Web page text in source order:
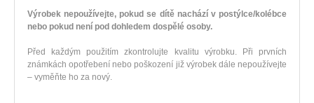
Výrobek nepoužívejte, pokud se dítě nachází v postýlce/kolébce
nebo pokud není pod dohledem dospělé osoby.
Před každým použitím zkontrolujte kvalitu výrobku. Při prvních
známkách opotřebení nebo poškození již výrobek dále nepoužívejte
– vyměňte ho za nový.